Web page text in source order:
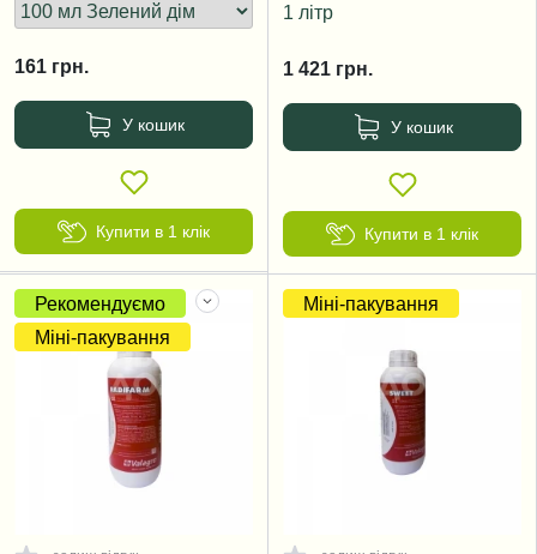
161 грн.
У кошик
Купити в 1 клік
1 літр
1 421 грн.
У кошик
Купити в 1 клік
Рекомендуємо
Міні-пакування
Міні-пакування